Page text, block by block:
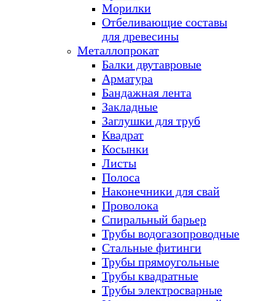
Морилки
Отбеливающие составы
для древесины
Металлопрокат
Балки двутавровые
Арматура
Бандажная лента
Закладные
Заглушки для труб
Квадрат
Косынки
Листы
Полоса
Наконечники для свай
Проволока
Спиральный барьер
Трубы водогазопроводные
Стальные фитинги
Трубы прямоугольные
Трубы квадратные
Трубы электросварные